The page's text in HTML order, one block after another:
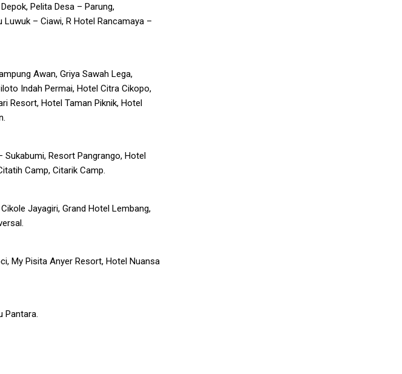
Pelita Desa – Parung,
– Ciawi, R Hotel Rancamaya –
Awan, Griya Sawah Lega,
Indah Permai, Hotel Citra Cikopo,
Resort, Hotel Taman Piknik, Hotel
Sukabumi, Resort Pangrango, Hotel
Camp, Citarik Camp.
Jayagiri, Grand Hotel Lembang,
My Pisita Anyer Resort, Hotel Nuansa
Pantara.